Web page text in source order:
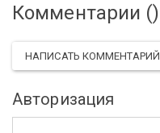
Комментарии ()
НАПИСАТЬ КОММЕНТАРИЙ
Авторизация